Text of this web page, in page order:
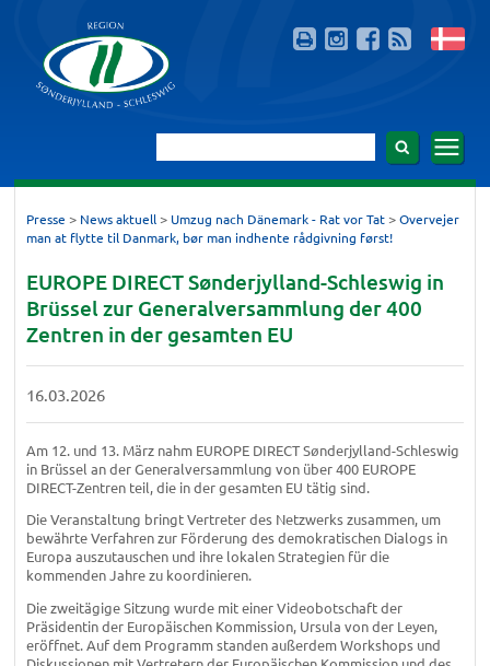
Presse > News aktuell > Umzug nach Dänemark - Rat vor Tat > Overvejer
man at flytte til Danmark, bør man indhente rådgivning først!
EUROPE DIRECT Sønderjylland-Schleswig in
Brüssel zur Generalversammlung der 400
Zentren in der gesamten EU
16.03.2026
Am 12. und 13. März nahm EUROPE DIRECT Sønderjylland-Schleswig
in Brüssel an der Generalversammlung von über 400 EUROPE
DIRECT-Zentren teil, die in der gesamten EU tätig sind.
Die Veranstaltung bringt Vertreter des Netzwerks zusammen, um
bewährte Verfahren zur Förderung des demokratischen Dialogs in
Europa auszutauschen und ihre lokalen Strategien für die
kommenden Jahre zu koordinieren.
Die zweitägige Sitzung wurde mit einer Videobotschaft der
Präsidentin der Europäischen Kommission, Ursula von der Leyen,
eröffnet. Auf dem Programm standen außerdem Workshops und